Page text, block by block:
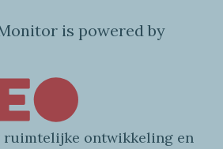
is powered by
ruimtelijke ontwikkeling en